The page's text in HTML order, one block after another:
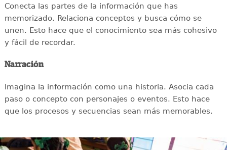
Conecta las partes de la información que has
memorizado. Relaciona conceptos y busca cómo se
unen. Esto hace que el conocimiento sea más cohesivo
y fácil de recordar.
Narración
Imagina la información como una historia. Asocia cada
paso o concepto con personajes o eventos. Esto hace
que los procesos y secuencias sean más memorables.